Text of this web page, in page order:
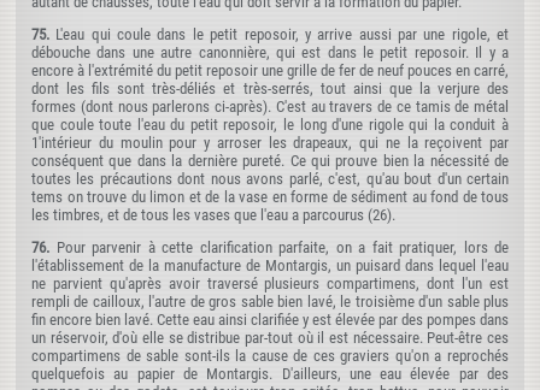
75. L'eau qui coule dans le petit reposoir, y arrive aussi par une rigole, et
débouche dans une autre canonnière, qui est dans le petit reposoir. Il y a
encore à l'extrémité du petit reposoir une grille de fer de neuf pouces en carré,
dont les fils sont très-déliés et très-serrés, tout ainsi que la verjure des
formes (dont nous parlerons ci-après). C'est au travers de ce tamis de métal
que coule toute l'eau du petit reposoir, le long d'une rigole qui la conduit à
1'intérieur du moulin pour y arroser les drapeaux, qui ne la reçoivent par
conséquent que dans la dernière pureté. Ce qui prouve bien la nécessité de
toutes les précautions dont nous avons parlé, c'est, qu'au bout d'un certain
tems on trouve du limon et de la vase en forme de sédiment au fond de tous
les timbres, et de tous les vases que l'eau a parcourus (26).
76. Pour parvenir à cette clarification parfaite, on a fait pratiquer, lors de
l'établissement de la manufacture de Montargis, un puisard dans lequel l'eau
ne parvient qu'après avoir traversé plusieurs compartimens, dont l'un est
rempli de cailloux, l'autre de gros sable bien lavé, le troisième d'un sable plus
fin encore bien lavé. Cette eau ainsi clarifiée y est élevée par des pompes dans
un réservoir, d'où elle se distribue par-tout où il est nécessaire. Peut-être ces
compartimens de sable sont-ils la cause de ces graviers qu'on a reprochés
quelquefois au papier de Montargis. D'ailleurs, une eau élevée par des